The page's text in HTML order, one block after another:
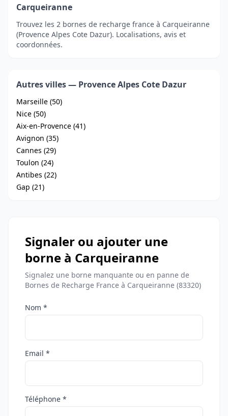
Carqueiranne
Trouvez les 2 bornes de recharge france à Carqueiranne
(Provence Alpes Cote Dazur). Localisations, avis et
coordonnées.
Autres villes — Provence Alpes Cote Dazur
Marseille (50)
Nice (50)
Aix-en-Provence (41)
Avignon (35)
Cannes (29)
Toulon (24)
Antibes (22)
Gap (21)
Signaler ou ajouter une
borne à Carqueiranne
Signalez une borne manquante ou en panne de
Bornes de Recharge France à Carqueiranne (83320)
Nom *
Email *
Téléphone *